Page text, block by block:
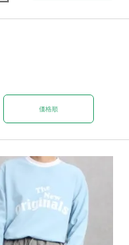
価格順